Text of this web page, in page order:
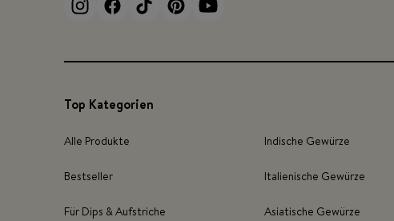
Top Kategorien
Alle Produkte
Bestseller
Für Dips & Aufstriche
Indische Gewürze
Italienische Gewürze
Asiatische Gewürze